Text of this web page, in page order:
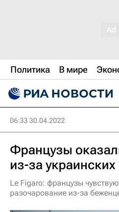
Политика В мире
06:33 30.04.2022
Французы
из-за
Le Figaro: французы
разочарование из-за